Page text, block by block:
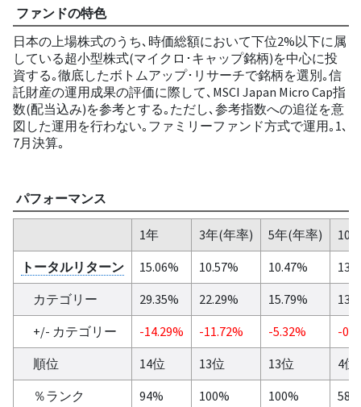
ファンドの特色
日本の上場株式のうち､時価総額において下位2%以下に属
している超小型株式(マイクロ･キャップ銘柄)を中心に投
資する｡徹底したボトムアップ･リサーチで銘柄を選別｡信
託財産の運用成果の評価に際して､MSCI Japan Micro Cap指
数(配当込み)を参考とする｡ただし､参考指数への追従を意
図した運用を行わない｡ファミリーファンド方式で運用｡1､
7月決算｡
パフォーマンス
1年 3年(年率) 5年(年率)
10
トータルリターン
15.06% 10.57% 10.47%
カテゴリー
29.35% 22.29% 15.79%
+/- カテゴリー
-14.29% -11.72% -5.32%
-
順位
14位 13位 13位
4位
％ランク
94% 100% 100%
58%